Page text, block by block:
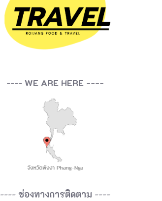
---- WE ARE HERE ----
---- ช่องทางการติดตาม ----